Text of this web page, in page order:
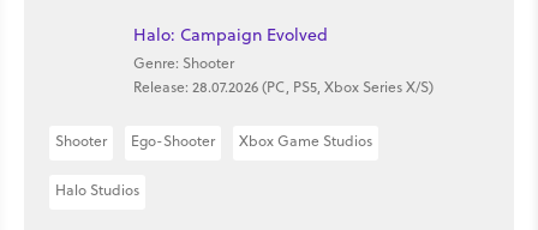
Halo: Campaign Evolved
Genre: Shooter
Release: 28.07.2026 (PC, PS5, Xbox Series X/S)
Shooter Ego-Shooter Xbox Game Studios
Halo Studios